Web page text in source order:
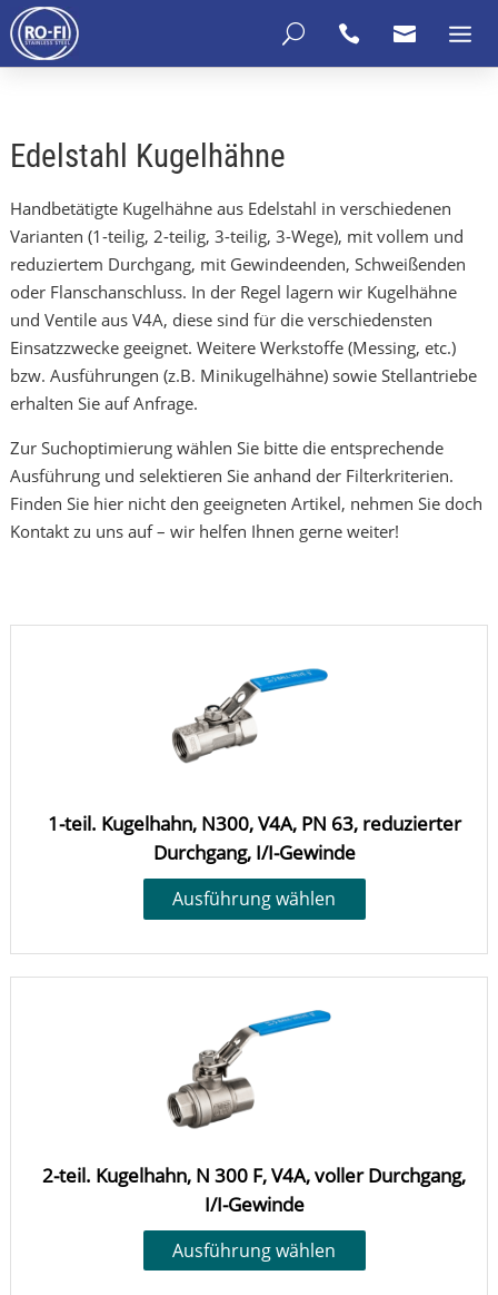
 
U
Edelstahl Kugelhähne
Handbetätigte Kugelhähne aus Edelstahl in verschiedenen
Varianten (1-teilig, 2-teilig, 3-teilig, 3-Wege), mit vollem und
reduziertem Durchgang, mit Gewindeenden, Schweißenden
oder Flanschanschluss. In der Regel lagern wir Kugelhähne
und Ventile aus V4A, diese sind für die verschiedensten
Einsatzzwecke geeignet. Weitere Werkstoffe (Messing, etc.)
bzw. Ausführungen (z.B. Minikugelhähne) sowie Stellantriebe
erhalten Sie auf Anfrage.
Zur Suchoptimierung wählen Sie bitte die entsprechende
Ausführung und selektieren Sie anhand der Filterkriterien.
Finden Sie hier nicht den geeigneten Artikel, nehmen Sie doch
Kontakt zu uns auf – wir helfen Ihnen gerne weiter!
1-teil. Kugelhahn, N300, V4A, PN 63, reduzierter
Durchgang, I/I-Gewinde
Ausführung wählen
2-teil. Kugelhahn, N 300 F, V4A, voller Durchgang,
I/I-Gewinde
Ausführung wählen